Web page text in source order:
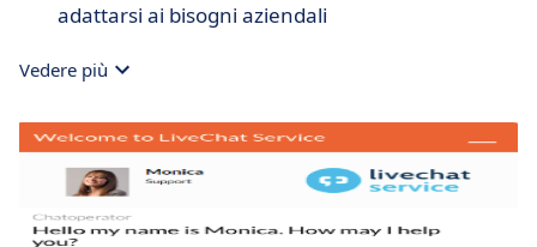
adattarsi ai bisogni aziendali
Vedere più